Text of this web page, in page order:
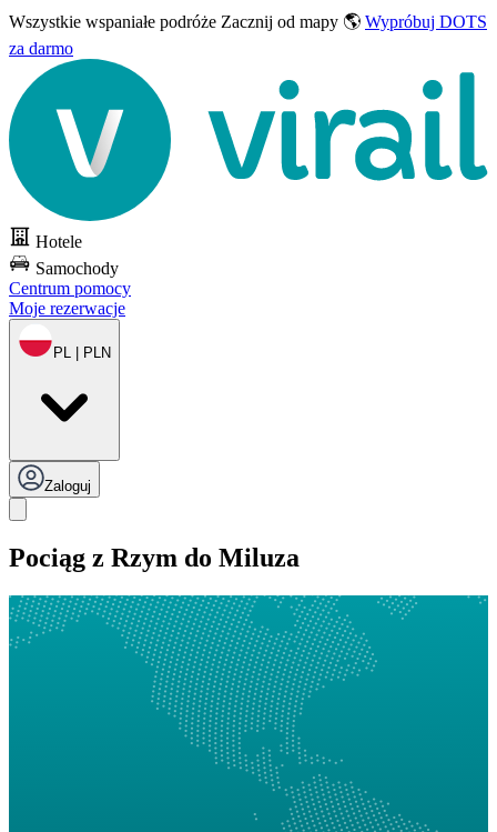
Wszystkie wspaniałe podróże Zacznij od mapy 🌎 Wypróbuj DOTS
za darmo
Hotele
Samochody
Centrum pomocy
Moje rezerwacje
PL | PLN
Zaloguj
Pociąg z Rzym do Miluza